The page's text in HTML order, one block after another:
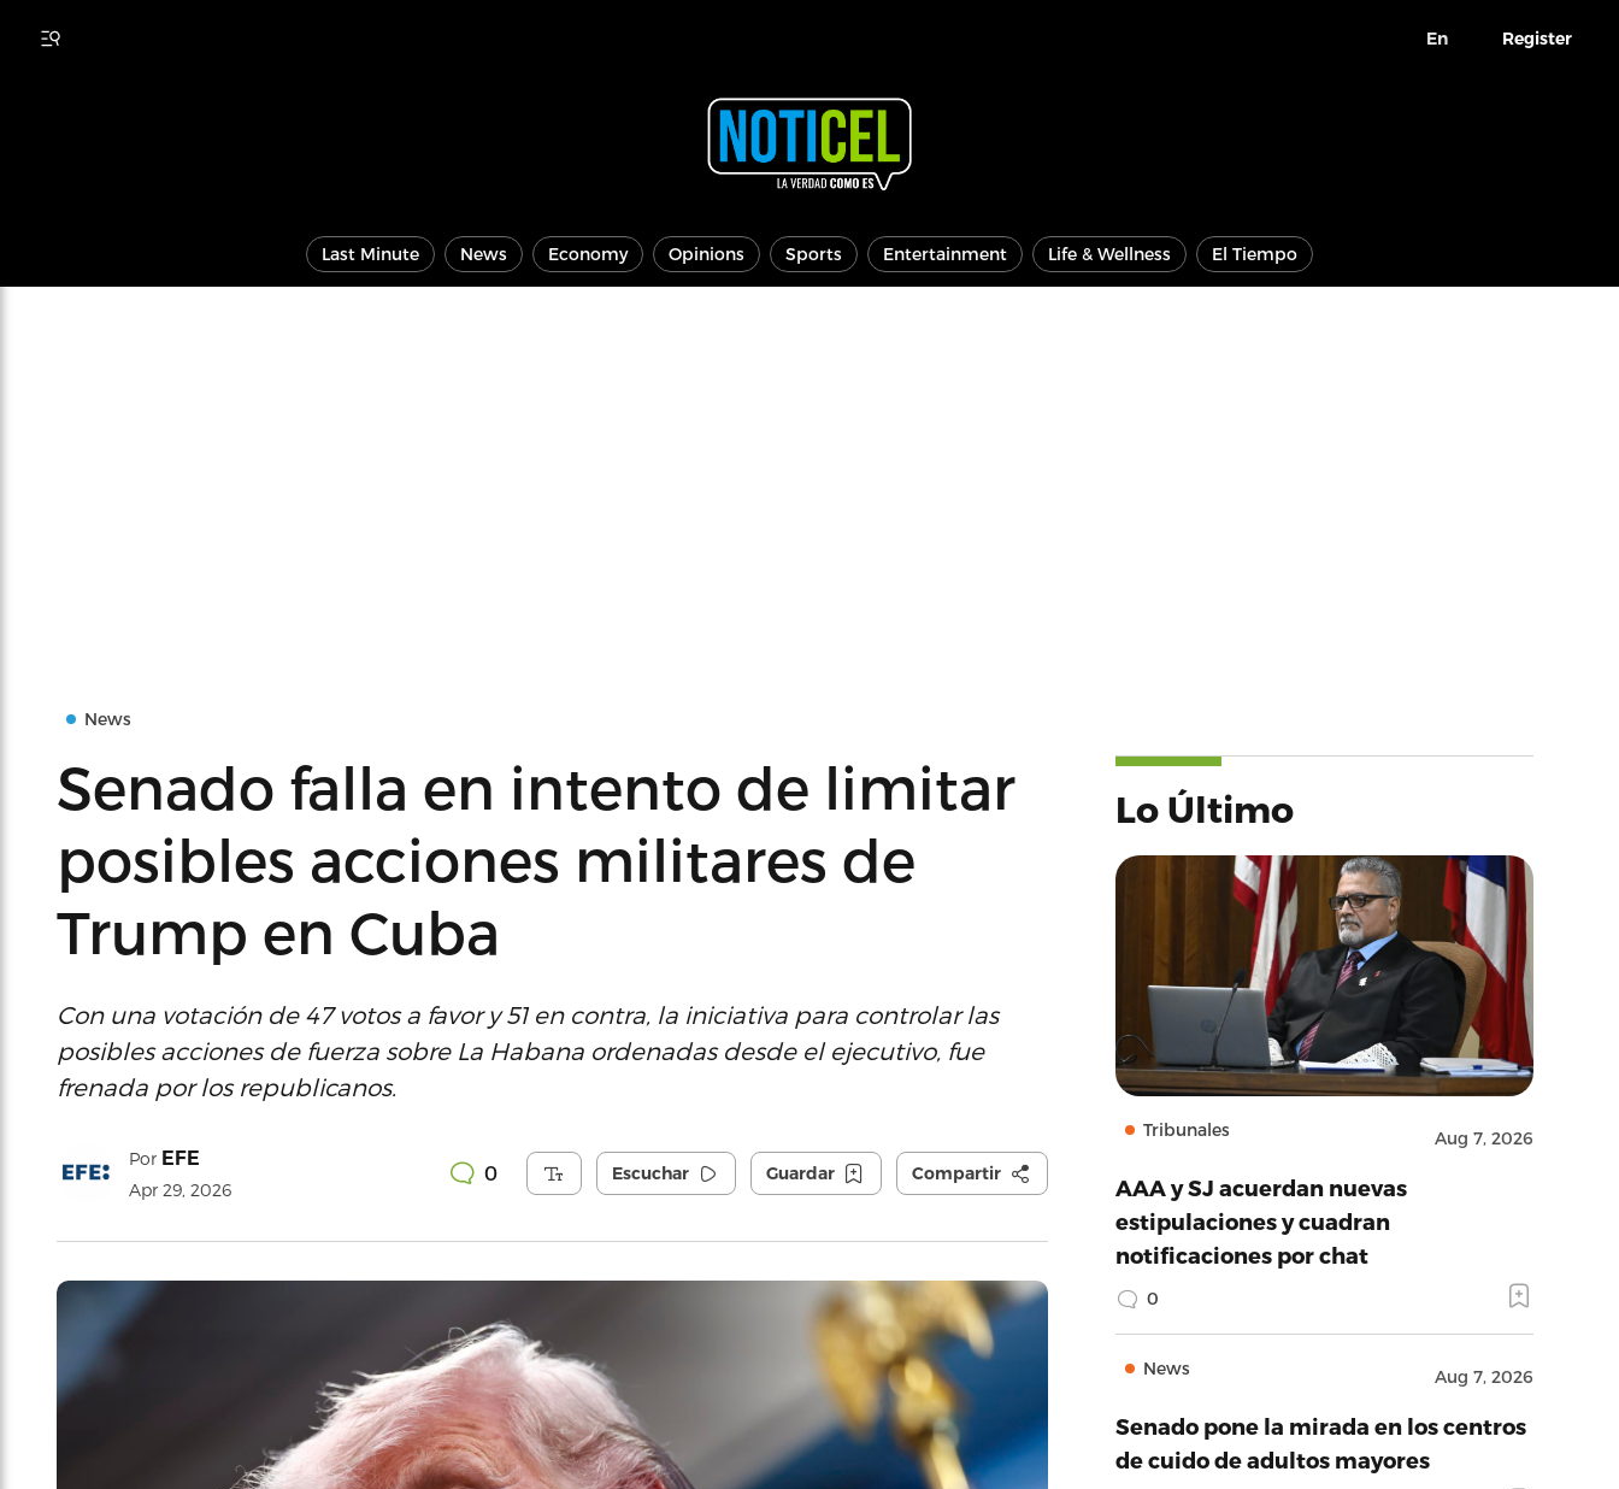
En Register
Last Minute News Economy Opinions Sports Entertainment Life & Wellness El Tiempo
News
Senado falla en intento de limitar
posibles acciones militares de
Trump en Cuba
Con una votación de 47 votos a favor y 51 en contra, la iniciativa para controlar las
posibles acciones de fuerza sobre La Habana ordenadas desde el ejecutivo, fue
frenada por los republicanos.
Por EFE
Apr 29, 2026
0 Escuchar Guardar Compartir
Lo Último
Tribunales Aug 7, 2026
AAA y SJ acuerdan nuevas
estipulaciones y cuadran
notificaciones por chat
0
News Aug 7, 2026
Senado pone la mirada en los centros
de cuido de adultos mayores